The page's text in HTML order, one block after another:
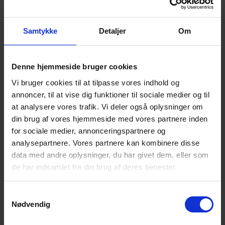
Samtykke Detaljer Om
Denne hjemmeside bruger cookies
Vi bruger cookies til at tilpasse vores indhold og
annoncer, til at vise dig funktioner til sociale medier og til
at analysere vores trafik. Vi deler også oplysninger om
din brug af vores hjemmeside med vores partnere inden
for sociale medier, annonceringspartnere og
analysepartnere. Vores partnere kan kombinere disse
data med andre oplysninger, du har givet dem, eller som
de har indsamlet fra din brug af deres tjenester.
Nødvendig
fallende prisene på solcelleteknologi har gjort
dette til riktig tidspunkt for Mirit Glas å investere i
solenergi. «Selvfølgelig vurderer vi også at
strømkostnader. Det er fint at med det samme
trekket kan vi redusere vårt CO2-fotavtrykk,» sier
han.
Solprosjektet har også en positiv effekt på
arbeidsplassen, hvor det er stor
medarbeiderengasjement i å jobbe mot en mer
bærekraftig fremtid og FNs 17 bærekraftsmål.
«Vi kan merke at spesielt de yngre